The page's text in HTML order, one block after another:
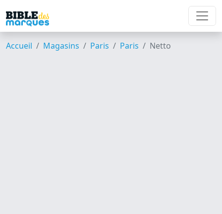
Accueil Magasins Paris Paris Netto